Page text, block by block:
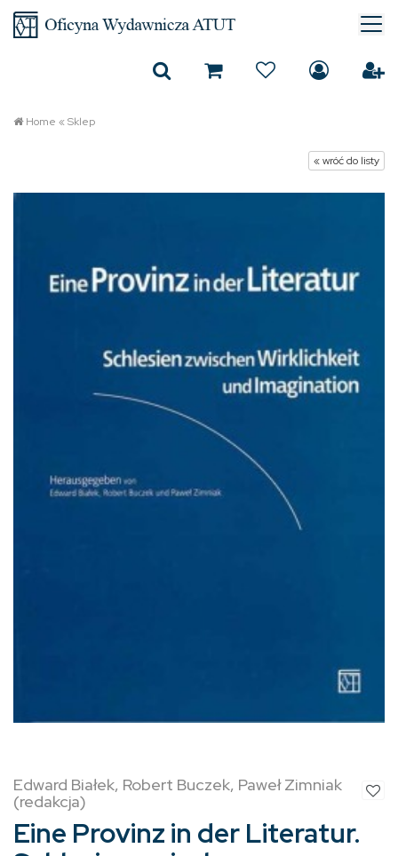
Home «Sklep
« wróć do listy
Edward Białek, Robert Buczek, Paweł Zimniak
(redakcja)
Eine Provinz in der Literatur.